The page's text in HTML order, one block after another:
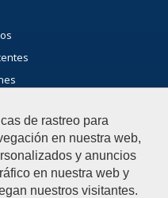
de rastreo para
en nuestra web,
y anuncios
en nuestra web y
nuestros visitantes.